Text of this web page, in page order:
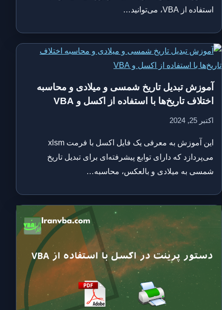
استفاده از VBA، می‌توانید…
آموزش تبدیل تاریخ شمسی و میلادی و محاسبه
اختلاف تاریخ‌ها با استفاده از اکسل و VBA
اکتبر 25, 2024
این آموزش به معرفی یک فایل اکسل با فرمت xlsm
می‌پردازد که دارای توابع پیشرفته‌ای برای تبدیل تاریخ
شمسی به میلادی و بالعکس، محاسبه…